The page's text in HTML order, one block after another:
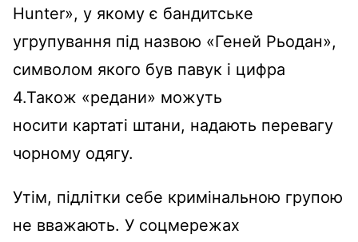
Hunter», у якому є бандитське
угрупування під назвою «Геней Рьодан»,
символом якого був павук і цифра
4.Також «редани» можуть
носити картаті штани, надають перевагу
чорному одягу.
Утім, підлітки себе кримінальною групою
не вважають. У соцмережах